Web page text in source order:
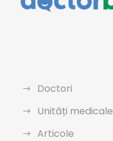
Doctori
Unități medicale
Articole